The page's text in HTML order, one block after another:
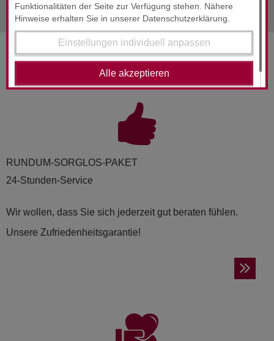
Funktionalitäten der Seite zur Verfügung stehen. Nähere
Hinweise erhalten Sie in unserer Datenschutzerklärung.
Einstellungen individuell anpassen
Alle akzeptieren
SERVICES & ENGAGEMENT
RUND­UM-SORG­LOS-PAKET
24-Stunden-Service
Wir wollen, dass Sie sich jederzeit gut beraten fühlen.
Unsere Zufriedenheitsgarantie!